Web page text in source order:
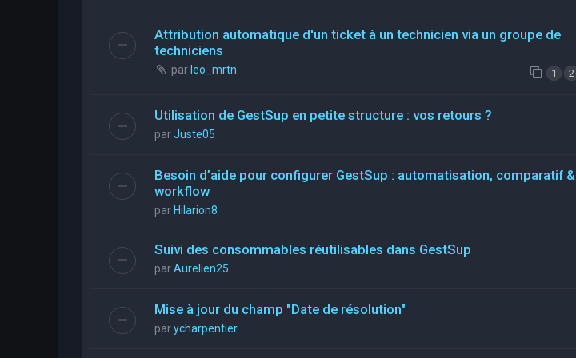
Attribution automatique d'un ticket à un technicien via un groupe de
techniciens
par leo_mrtn 1 2
Utilisation de GestSup en petite structure : vos retours ?
parJuste05
Besoin d’aide pour configurer GestSup : automatisation, comparatif &
workflow
par Hilarion8
Suivi des consommables réutilisables dans GestSup
parAurelien25
Mise à jour du champ "Date de résolution"
parycharpentier